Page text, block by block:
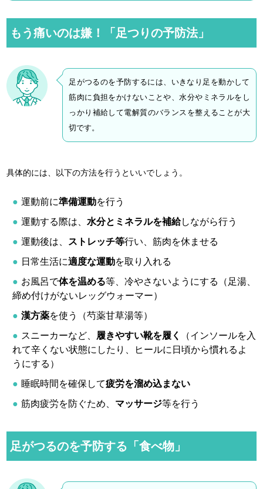
もう痛いのは嫌！「足つりの予防法」
足がつるのを予防するには、いきなり足を動かして
筋肉に負担をかけないことや、水分やミネラルをし
っかり補給して電解質のバランスを整えることが大
切です。
具体的には、以下の方法を行うといいでしょう。
運動前に準備運動を行う
運動する際は、 水分とミネラルを補給しながら行う
運動後は、
ストレッチ等行い、筋肉を休ませる
日常生活に適度な運動を取り入れる
お風呂で体を温める等、冷やさないようにする（足湯、
締め付けがないレッグウォーマー）
漢方薬を使う（芍薬甘草湯等）
スニーカーなど、
履きやすい靴を履く
（インソールを入
れて辛くない状態にしたり、ヒールに日頃から慣れるよ
うにする）
睡眠時間を確保して疲労を溜め込まない
筋肉疲労を防ぐため、 マッサージ等を行う
足がつるのを予防する「食べ物」